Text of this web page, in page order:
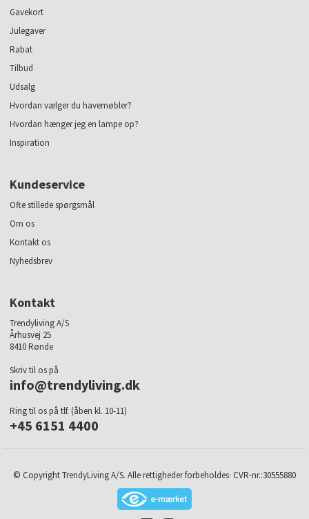
Gavekort
Julegaver
Rabat
Tilbud
Udsalg
Hvordan vælger du havemøbler?
Hvordan hænger jeg en lampe op?
Inspiration
Kundeservice
Ofte stillede spørgsmål
Om os
Kontakt os
Nyhedsbrev
Kontakt
Trendyliving A/S
Århusvej 25
8410 Rønde
Skriv til os på
info@trendyliving.dk
Ring til os på tlf. (åben kl. 10-11)
+45 6151 4400
© Copyright TrendyLiving A/S. Alle rettigheder forbeholdes· CVR-nr.:30555880